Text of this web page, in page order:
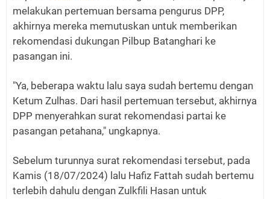
melakukan pertemuan bersama pengurus DPP,
akhirnya mereka memutuskan untuk memberikan
rekomendasi dukungan Pilbup Batanghari ke
pasangan ini.
"Ya, beberapa waktu lalu saya sudah bertemu dengan
Ketum Zulhas. Dari hasil pertemuan tersebut, akhirnya
DPP menyerahkan surat rekomendasi partai ke
pasangan petahana," ungkapnya.
Sebelum turunnya surat rekomendasi tersebut, pada
Kamis (18/07/2024) lalu Hafiz Fattah sudah bertemu
terlebih dahulu dengan Zulkfili Hasan untuk